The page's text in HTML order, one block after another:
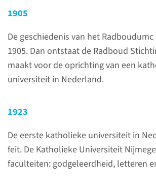
1905
De geschiedenis van het
1905. Dan ontstaat de Radboud
maakt voor de oprichting van een
universiteit in Nederland.
1923
De eerste katholieke universiteit in
feit. De Katholieke Universiteit
faculteiten: godgeleerdheid, letteren
Geschiedenis
De geschiedenis
van het Radboudumc